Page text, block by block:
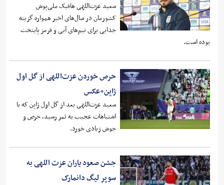
سعید عزت‌اللهی هافبک ملی‌پوش
کشورمان در سال‌های اخیر همواره گزینه
جذابی برای تیم‌های آبی و قرمز پایتخت
بوده است.
حرص خوردن عزت‌اللهی از گل اول
ژاپن+عکس
سعید عزت‌اللهی بعد از گل اول ژاپن که با
اشتباهات عجیب به ثمر رسید، حرص و
جوش زیادی خورد.
جشن صعود یاران عزت اللهی به
سوپر لیگ دانمارک